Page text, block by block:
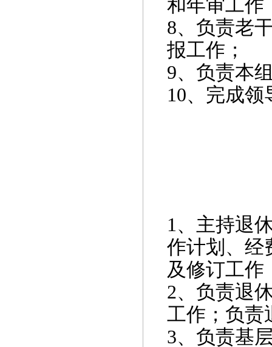
和年审工作
8、负责老
报工作；
9、负责本
10、完成领
1、主持退
作计划、经
及修订工作
2、负责退
工作；负责
3、负责基